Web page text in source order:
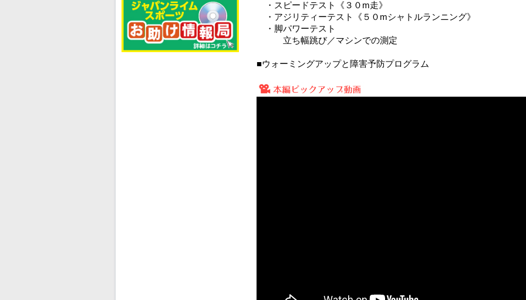
・スピードテスト《３０m走》
・アジリティーテスト《５０mシャトルランニング》
・脚パワーテスト
立ち幅跳び／マシンでの測定
■ウォーミングアップと障害予防プログラム